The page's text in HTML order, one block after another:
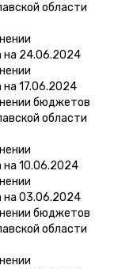
области
на 24.06.2024
на 17.06.2024
бюджетов
области
на 10.06.2024
на 03.06.2024
бюджетов
области